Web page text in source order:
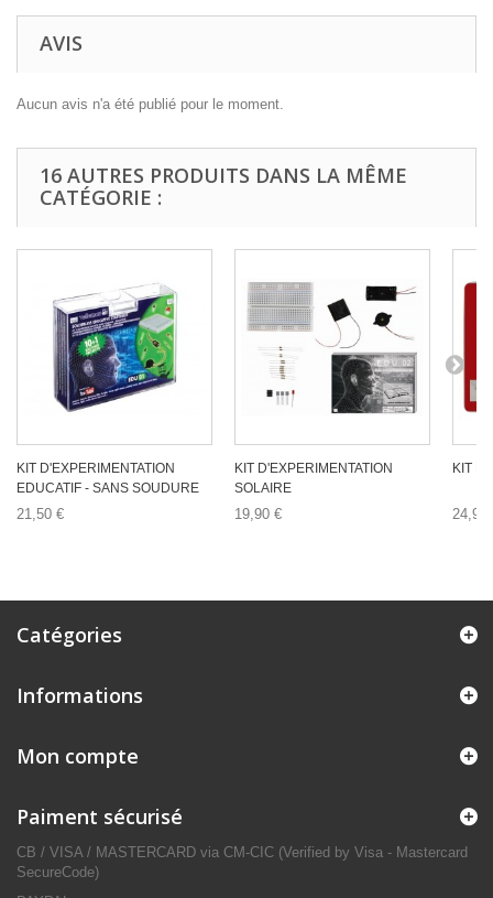
AVIS
Aucun avis n'a été publié pour le moment.
16 AUTRES PRODUITS DANS LA MÊME
CATÉGORIE :
KIT D'EXPERIMENTATION
EDUCATIF - SANS SOUDURE
21,50 €
KIT D'EXPERIMENTATION
SOLAIRE
19,90 €
KIT
24,90
Catégories
Informations
Mon compte
Paiment sécurisé
CB / VISA / MASTERCARD via CM-CIC (Verified by Visa - Mastercard
SecureCode)